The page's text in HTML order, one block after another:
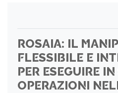
ROSAIA: IL
FLESSIBILE E
PER ESEGUIRE
OPERAZIONI